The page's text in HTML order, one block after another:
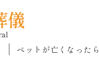
ペットが亡くなったら